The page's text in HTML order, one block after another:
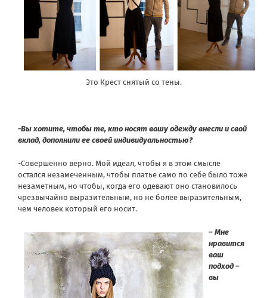
Это Крест снятый со тены.
-Вы хотите, чтобы те, кто носят вашу одежду внесли и свой
вклад, дополнили ее своей индивидуальностью?
-Совершенно верно. Мой идеал, чтобы я в этом смысле
остался незамеченным, чтобы платье само по себе было тоже
незаметным, но чтобы, когда его одевают оно становилось
чрезвычайно выразительным, но не более выразительным,
чем человек который его носит.
– Мне
нравится
ваш
подход –
вы